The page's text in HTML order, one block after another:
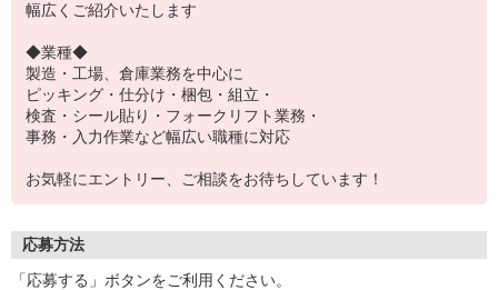
幅広くご紹介いたします
◆業種◆
製造・工場、倉庫業務を中心に
ピッキング・仕分け・梱包・組立・
検査・シール貼り・フォークリフト業務・
事務・入力作業など幅広い職種に対応
お気軽にエントリー、ご相談をお待ちしています！
応募方法
「応募する」ボタンをご利用ください。